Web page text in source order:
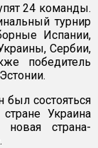
24 команды.
турнир
Испании,
Сербии,
победитель
состояться
Украина
новая страна-